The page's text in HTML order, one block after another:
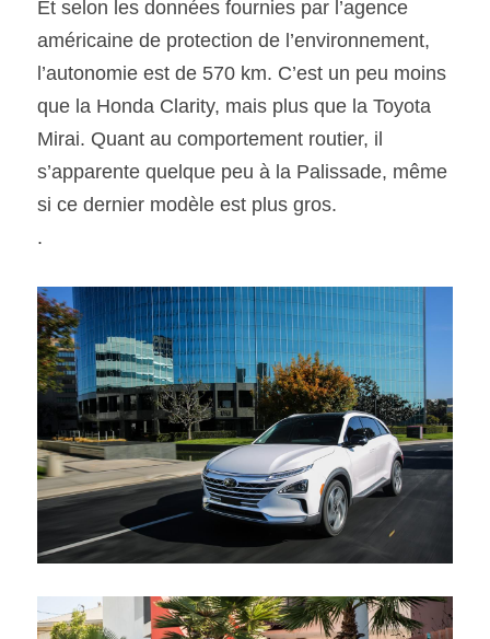
Et selon les données fournies par l’agence
américaine de protection de l’environnement,
l’autonomie est de 570 km. C’est un peu moins
que la Honda Clarity, mais plus que la Toyota
Mirai. Quant au comportement routier, il
s’apparente quelque peu à la Palissade, même
si ce dernier modèle est plus gros.
.